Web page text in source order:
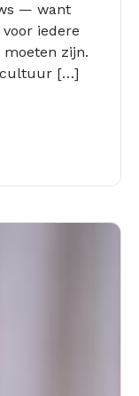
— want
iedere
zijn.
[…]